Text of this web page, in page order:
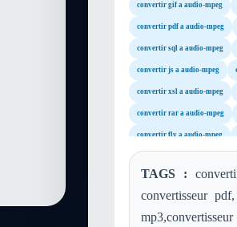
convertir gif a audio-mpeg
convertir pdf a audio-mpeg
convertir sql a audio-mpeg
convertir js a audio-mpeg
convertir xsl a audio-mpeg
convertir rar a audio-mpeg
convertir flv a audio-mpeg
convertir mp3 a audio-mpeg
convertir mid a audio-mpeg
convertir aiff a audio-mpeg
TAGS :
convertisseur